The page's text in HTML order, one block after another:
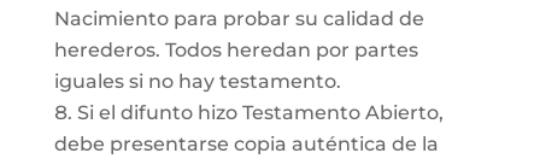
Nacimiento para probar su calidad de
herederos. Todos heredan por partes
iguales si no hay testamento.
Si el difunto hizo Testamento Abierto,
debe presentarse copia auténtica de la